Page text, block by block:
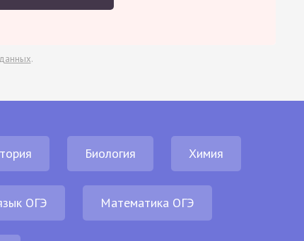
.
Биология Химия
ОГЭ Математика ОГЭ